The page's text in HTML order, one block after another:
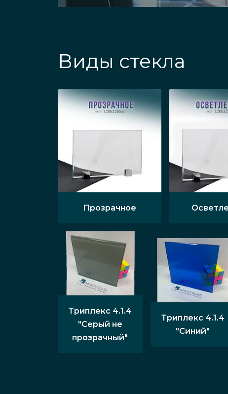
Виды стекла
Прозрачное
Триплекс 4.1.4
"Серый не
прозрачный"
Триплекс 4.1.4
"Синий"